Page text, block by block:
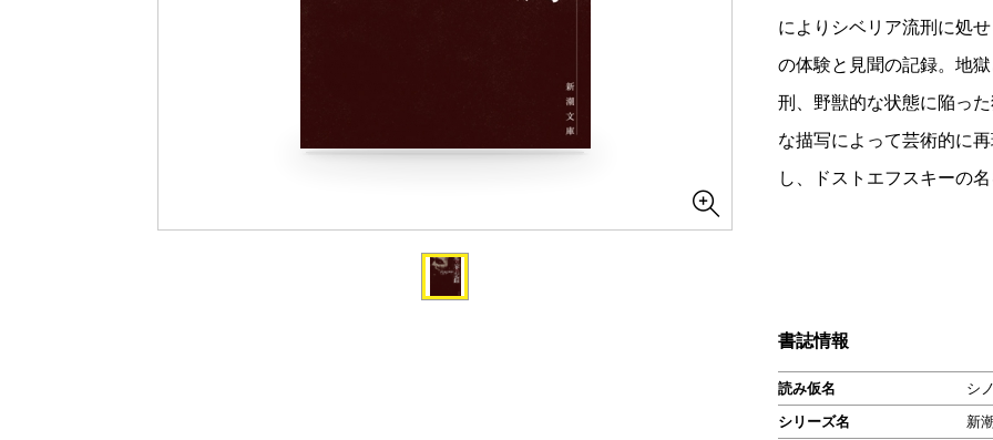
によりシベリア流刑に処
の体験と見聞の記録。地
刑、野獣的な状態に陥っ
な描写によって芸術的に
し、ドストエフスキーの
書誌情報
読み仮名
シ
シリーズ名
新